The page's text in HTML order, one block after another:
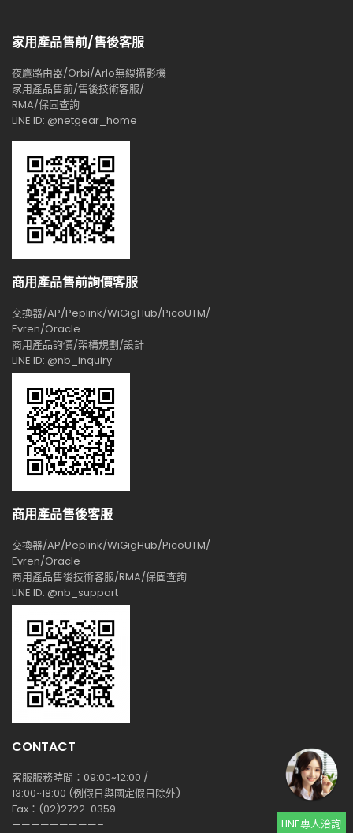
家用產品售前/售後客服
夜鷹路由器/Orbi/Arlo無線攝影機
家用產品售前/售後技術客服/
RMA/保固查詢
LINE ID: @netgear_home
商用產品售前詢價客服
交換器/AP/Peplink/WiGigHub/PicoUTM/
Evren/Oracle
商用產品詢價/架構規劃/設計
LINE ID: @nb_inquiry
商用產品售後客服
交換器/AP/Peplink/WiGigHub/PicoUTM/
Evren/Oracle
商用產品售後技術客服/RMA/保固查詢
LINE ID: @nb_support
CONTACT
客服服務時間：09:00~12:00 /
13:00~18:00 (例假日與國定假日除外)
Fax：(02)2722-0359
—————————–
LINE專人洽詢